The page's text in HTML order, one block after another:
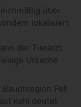
über
lokalisiert
der Tierarzt
Ursache
Fell
kahl deutet